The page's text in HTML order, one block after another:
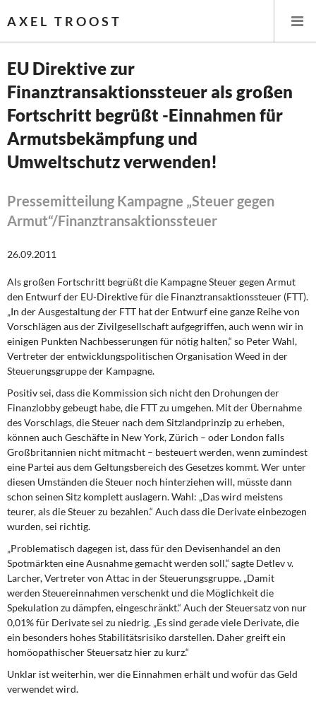
AXEL TROOST
Startseite
Themen
Leitlinien linker Wirtschafts- und Finanzpolitik
Wirtschaftspolitik
Steuer- und Finanzpolitik
Öffentliche Infrastruktur und Daseinsvorsorge
Eurokrise und Griechenland
DIE LINKE
Weitere Themen
Memo-Gruppe
Institut Solidarische Moderne
Rosa-Luxemburg-Stiftung
Über mich
Kontakt
EU Direktive zur
Finanztransaktionssteuer als großen
Fortschritt begrüßt -Einnahmen für
Armutsbekämpfung und
Umweltschutz verwenden!
Pressemitteilung Kampagne „Steuer gegen
Armut“/Finanztransaktionssteuer
26.09.2011
Als großen Fortschritt begrüßt die Kampagne Steuer gegen Armut
den Entwurf der EU-Direktive für die Finanztransaktionssteuer (FTT).
„In der Ausgestaltung der FTT hat der Entwurf eine ganze Reihe von
Vorschlägen aus der Zivilgesellschaft aufgegriffen, auch wenn wir in
einigen Punkten Nachbesserungen für nötig halten,“ so Peter Wahl,
Vertreter der entwicklungspolitischen Organisation Weed in der
Steuerungsgruppe der Kampagne.
Positiv sei, dass die Kommission sich nicht den Drohungen der
Finanzlobby gebeugt habe, die FTT zu umgehen. Mit der Übernahme
des Vorschlags, die Steuer nach dem Sitzlandprinzip zu erheben,
können auch Geschäfte in New York, Zürich – oder London falls
Großbritannien nicht mitmacht – besteuert werden, wenn zumindest
eine Partei aus dem Geltungsbereich des Gesetzes kommt. Wer unter
diesen Umständen die Steuer noch hinterziehen will, müsste dann
schon seinen Sitz komplett auslagern. Wahl: „Das wird meistens
teurer, als die Steuer zu bezahlen.“ Auch dass die Derivate einbezogen
wurden, sei richtig.
„Problematisch dagegen ist, dass für den Devisenhandel an den
Spotmärkten eine Ausnahme gemacht werden soll,“ sagte Detlev v.
Larcher, Vertreter von Attac in der Steuerungsgruppe. „Da­mit
werden Steuereinnahmen verschenkt und die Möglichkeit die
Spekulation zu dämpfen, eingeschränkt.“ Auch der Steuersatz von nur
0,01% für Derivate sei zu niedrig. „Es sind gerade viele Derivate, die
ein besonders hohes Stabilitätsrisiko darstellen. Daher greift ein
homö­opathischer Steuersatz hier zu kurz.“
Unklar ist weiterhin, wer die Einnahmen erhält und wofür das Geld
verwendet wird.